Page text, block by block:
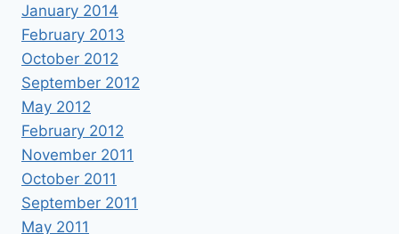
January 2014
February 2013
October 2012
September 2012
May 2012
February 2012
November 2011
October 2011
September 2011
May 2011